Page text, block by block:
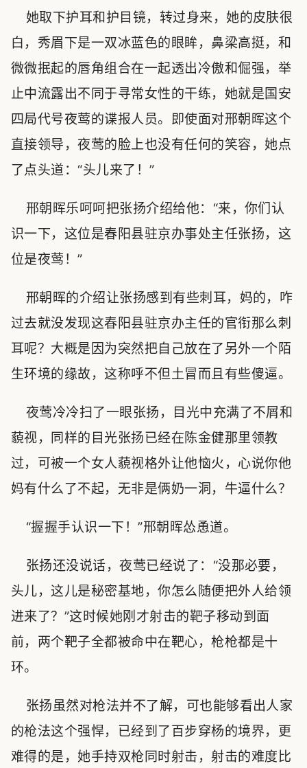
她取下护耳和护目镜，转过身来，她的皮肤很
白，秀眉下是一双冰蓝色的眼眸，鼻梁高挺，和
微微抿起的唇角组合在一起透出冷傲和倔强，举
止中流露出不同于寻常女性的干练，她就是国安
四局代号夜莺的谍报人员。即使面对邢朝晖这个
直接领导，夜莺的脸上也没有任何的笑容，她点
了点头道：“头儿来了！”
邢朝晖乐呵呵把张扬介绍给他：“来，你们认
识一下，这位是春阳县驻京办事处主任张扬，这
位是夜莺！”
邢朝晖的介绍让张扬感到有些刺耳，妈的，咋
过去就没发现这春阳县驻京办主任的官衔那么刺
耳呢？大概是因为突然把自己放在了另外一个陌
生环境的缘故，这称呼不但土冒而且有些傻逼。
夜莺冷冷扫了一眼张扬，目光中充满了不屑和
藐视，同样的目光张扬已经在陈金健那里领教
过，可被一个女人藐视格外让他恼火，心说你他
妈有什么了不起，无非是俩奶一洞，牛逼什么？
“握握手认识一下！”邢朝晖怂恿道。
张扬还没说话，夜莺已经说了：“没那必要，
头儿，这儿是秘密基地，你怎么随便把外人给领
进来了？”这时候她刚才射击的靶子移动到面
前，两个靶子全都被命中在靶心，枪枪都是十
环。
张扬虽然对枪法并不了解，可也能够看出人家
的枪法这个强悍，已经到了百步穿杨的境界，更
难得的是，她手持双枪同时射击，射击的难度比